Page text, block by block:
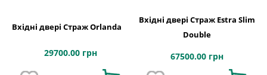
Вхідні двері Страж Orlanda
29700.00 грн
Вхідні двері Страж Estra Slim
Double
67500.00 грн